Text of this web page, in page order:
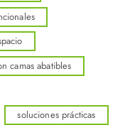
camas abatibles
soluciones prácticas